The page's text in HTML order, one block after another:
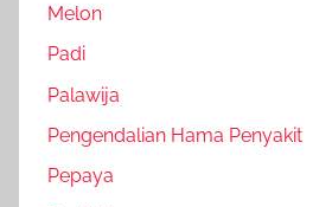
Melon
Padi
Palawija
Pengendalian Hama Penyakit
Pepaya